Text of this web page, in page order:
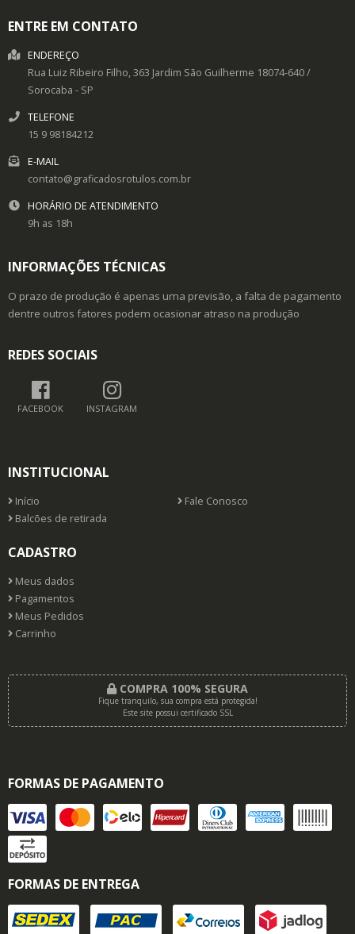
ENTRE EM CONTATO
ENDEREÇO
Rua Luiz Ribeiro Filho, 363 Jardim São Guilherme 18074-640/
Sorocaba - SP
TELEFONE
15 9 98184212
E-MAIL
contato@graficadosrotulos.com.br
HORÁRIO DE ATENDIMENTO
9h as 18h
INFORMAÇÕES TÉCNICAS
O prazo de produção é apenas uma previsão, a falta de pagamento
dentre outros fatores podem ocasionar atraso na produção
REDES SOCIAIS
FACEBOOK INSTAGRAM
INSTITUCIONAL
Início
Fale Conosco
Balcões de retirada
CADASTRO
Meus dados
Pagamentos
Meus Pedidos
Carrinho
COMPRA 100% SEGURA
Fique tranquilo, sua compra está protegida!
Este site possui certificado SSL
FORMAS DE PAGAMENTO
FORMAS DE ENTREGA